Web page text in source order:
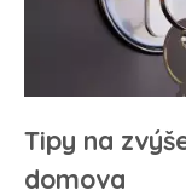
Tipy na
domova